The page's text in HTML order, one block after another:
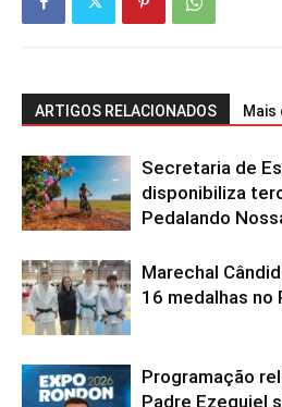
ARTIGOS RELACIONADOS Mais
Secretaria de
disponibiliza
Pedalando
Marechal
16 medalhas no
Programação
Padre Ezequiel